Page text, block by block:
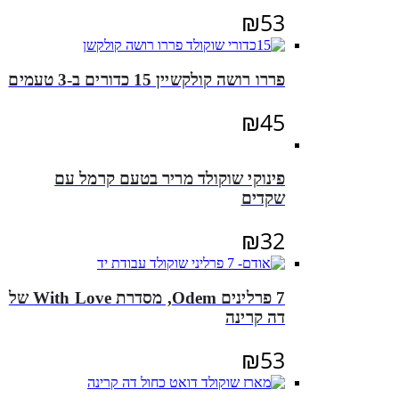
₪53
פררו רושה קולקשיין 15 כדורים ב-3 טעמים
₪45
פינוקי שוקולד מריר בטעם קרמל עם
שקדים
₪32
7 פרלינים Odem, מסדרת With Love של
דה קרינה
₪53